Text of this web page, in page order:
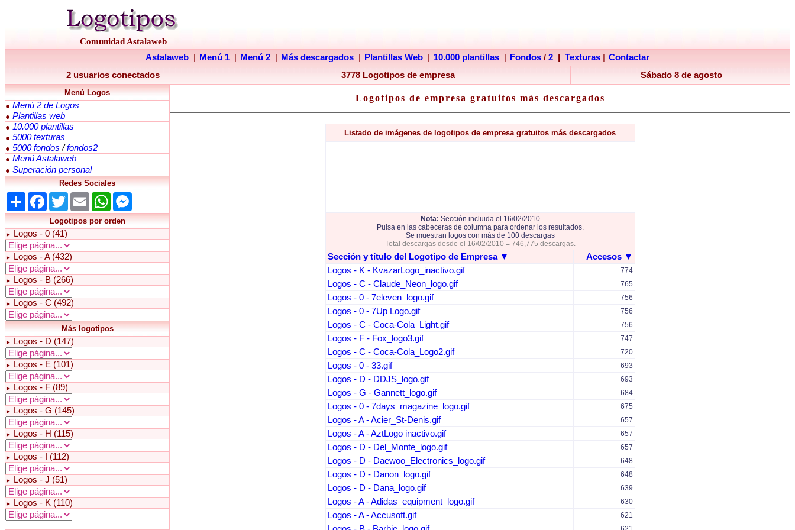
Comunidad Astalaweb
Astalaweb
Menú 1 Menú 2 Más descargados Plantillas Web 10.000 plantillas Fondos / 2 Texturas
Contactar
2 usuarios conectados
3778 Logotipos de empresa Sábado 8 de agosto
Menú Logos
● Menú 2 de Logos
● Plantillas web
● 10.000 plantillas
● 5000 texturas
● 5000 fondos /fondos2
● Menú Astalaweb
● Superación personal
Redes Sociales
Share Facebook
TwitterEmail WhatsApp
Logotipos por orden
► Logos - 0 (41)
► Logos - A (432)
► Logos - B (266)
► Logos - C (492)
Más logotipos
► Logos - D (147)
► Logos - E (101)
► Logos - F (89)
► Logos - G (145)
► Logos - H (115)
► Logos - I (112)
► Logos - J (51)
► Logos - K (110)
Logotipos de empresa gratuitos más descargados
Listado de imágenes de logotipos de empresa gratuitos más descargados
Nota: Sección incluida el 16/02/2010
Pulsa en las cabeceras de columna para ordenar los resultados.
Se muestran logos con más de 100 descargas
Total descargas desde el 16/02/2010 = 746,775 descargas.
Sección y título del Logotipo de Empresa ▼ Accesos ▼
Logos - K - KvazarLogo_inactivo.gif
774
Logos - C - Claude_Neon_logo.gif 765
Logos - 0 - 7eleven_logo.gif 756
Logos - 0 - 7Up Logo.gif 756
Logos - C - Coca-Cola_Light.gif 756
Logos - F - Fox_logo3.gif 747
Logos - C - Coca-Cola_Logo2.gif 720
Logos - 0 - 33.gif 693
Logos - D - DDJS_logo.gif 693
Logos - G - Gannett_logo.gif 684
Logos - 0 - 7days_magazine_logo.gif 675
Logos - A - Acier_St-Denis.gif 657
Logos - A - AztLogo inactivo.gif 657
Logos - D - Del_Monte_logo.gif 657
Logos - D - Daewoo_Electronics_logo.gif 648
Logos - D - Danon_logo.gif 648
Logos - D - Dana_logo.gif 639
Logos - A - Adidas_equipment_logo.gif 630
Logos - A - Accusoft.gif 621